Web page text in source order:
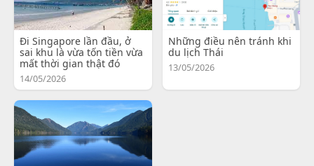
Đi Singapore lần đầu, ở
sai khu là vừa tốn tiền vừa
mất thời gian thật đó
14/05/2026
Những điều nên tránh khi
du lịch Thái
13/05/2026